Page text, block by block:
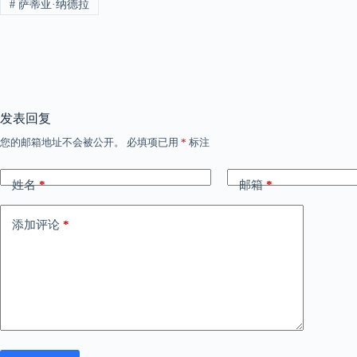
#萨蒂亚·纳德拉
发表回复
您的邮箱地址不会被公开。 必填项已用 * 标注
姓名* 邮箱*
添加评论 *